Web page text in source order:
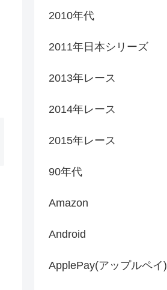
2010年代
2011年日本シリーズ
2013年レース
2014年レース
2015年レース
90年代
Amazon
Android
ApplePay(アップルペイ)